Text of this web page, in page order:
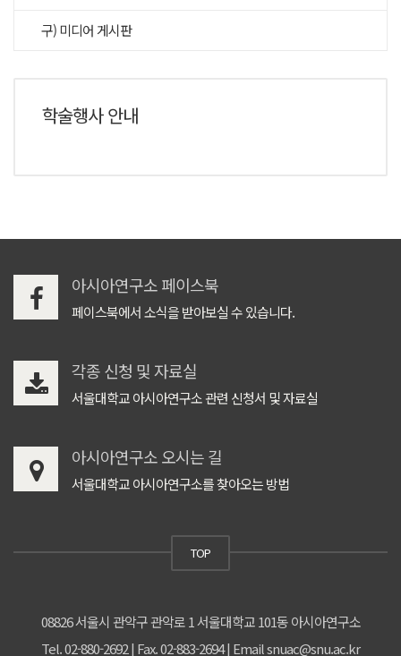
구) 미디어 게시판
학술행사 안내
아시아연구소 페이스북
페이스북에서 소식을 받아보실 수 있습니다.
각종 신청 및 자료실
서울대학교 아시아연구소 관련 신청서 및 자료실
아시아연구소 오시는 길
서울대학교 아시아연구소를 찾아오는 방법
TOP
08826 서울시 관악구 관악로 1 서울대학교 101동 아시아연구소
Tel. 02-880-2692 | Fax. 02-883-2694 | Email snuac@snu.ac.kr